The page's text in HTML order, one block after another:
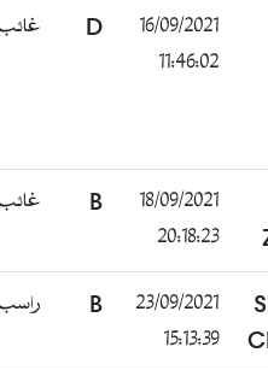
16/09/2021
11:46:02
غائب
18/09/2021
20:18:23
غائب
23/09/2021
15:13:39
راسب